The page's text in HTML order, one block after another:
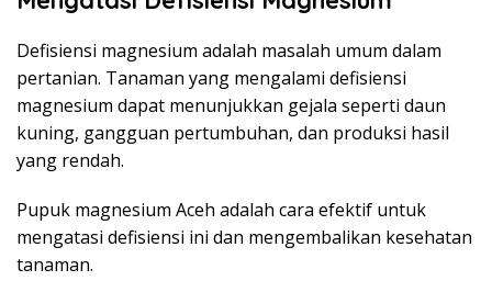
Defisiensi magnesium adalah masalah umum dalam
pertanian. Tanaman yang mengalami defisiensi
magnesium dapat menunjukkan gejala seperti daun
kuning, gangguan pertumbuhan, dan produksi hasil
yang rendah.
Pupuk magnesium Aceh adalah cara efektif untuk
mengatasi defisiensi ini dan mengembalikan kesehatan
tanaman.